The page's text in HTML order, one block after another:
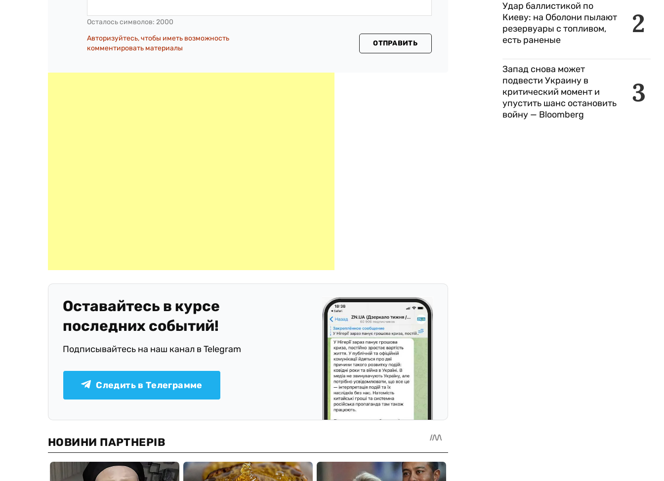
Осталось символов: 2000
Авторизуйтесь, чтобы иметь возможность
комментировать материалы
ОТПРАВИТЬ
Оставайтесь в курсе
последних событий!
Подписывайтесь на наш канал в Telegram
Следить в Телеграмме
2
Удар баллистикой по
Киеву: на Оболони пылают
резервуары с топливом,
есть раненые
3
Запад снова может
подвести Украину в
критический момент и
упустить шанс остановить
войну — Bloomberg